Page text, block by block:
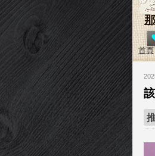
首頁